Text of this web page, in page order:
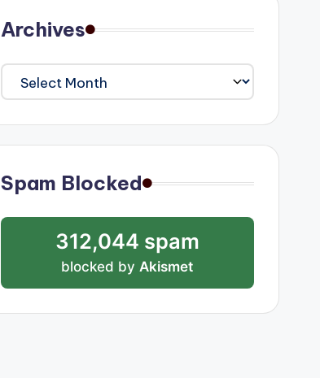
Archives
Archives
Spam Blocked
312,044 spam
blocked byAkismet